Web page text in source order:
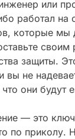
или
работал на
которые мы
своим
защиты.
вы не
они будут
— это
по приколу.